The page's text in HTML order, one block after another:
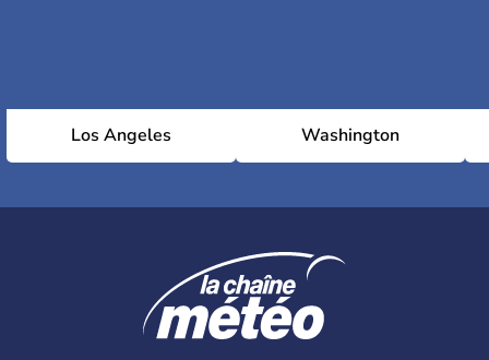
Los Angeles Washington